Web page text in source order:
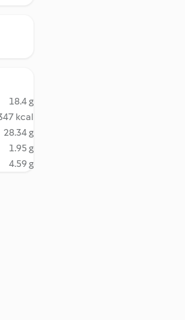
18.4 g
kcal
28.34 g
1.95 g
4.59 g